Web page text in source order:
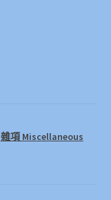
雜項 Miscellaneous